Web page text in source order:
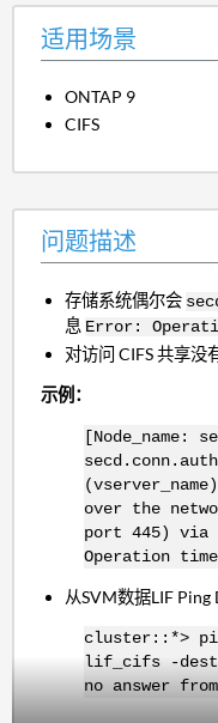
适用场景
ONTAP 9
CIFS
问题描述
存储系统偶尔会
息 Error:
对访问 CIFS 共享没
示例：
[Node_name:
over the
port 445) via
Operation
从SVM数据LIF Ping
cluster::*>
lif_cifs -
no answer